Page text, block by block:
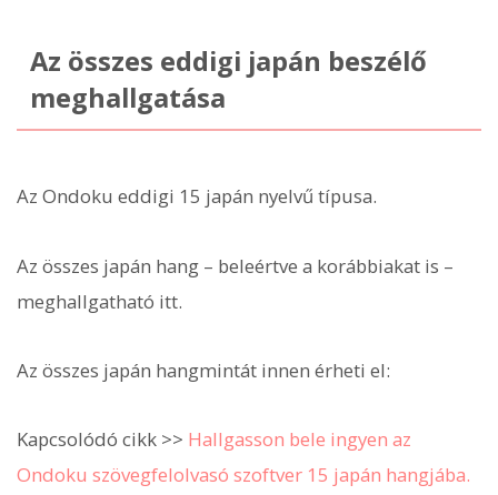
Az összes eddigi japán beszélő
meghallgatása
Az Ondoku eddigi 15 japán nyelvű típusa.
Az összes japán hang – beleértve a korábbiakat is –
meghallgatható itt.
Az összes japán hangmintát innen érheti el:
Kapcsolódó cikk >> Hallgasson bele ingyen az
Ondoku szövegfelolvasó szoftver 15 japán hangjába.